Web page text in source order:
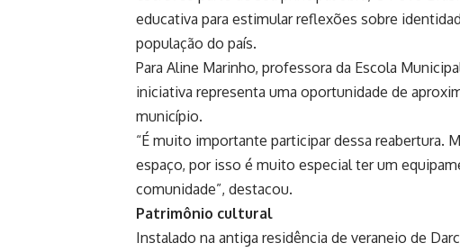
educativa para estimular reflexões sobre
população do país.
Para Aline Marinho, professora da Escola
iniciativa representa uma oportunidade de
município.
“É muito importante participar dessa reabertura.
espaço, por isso é muito especial ter um
comunidade”, destacou.
Patrimônio cultural
Instalado na antiga residência de veraneio de